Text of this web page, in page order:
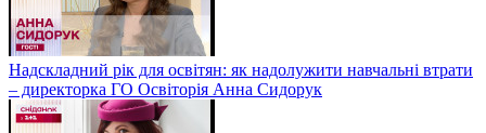
Надскладний рік для освітян: як надолужити навчальні втрати
– директорка ГО Освіторія Анна Сидорук